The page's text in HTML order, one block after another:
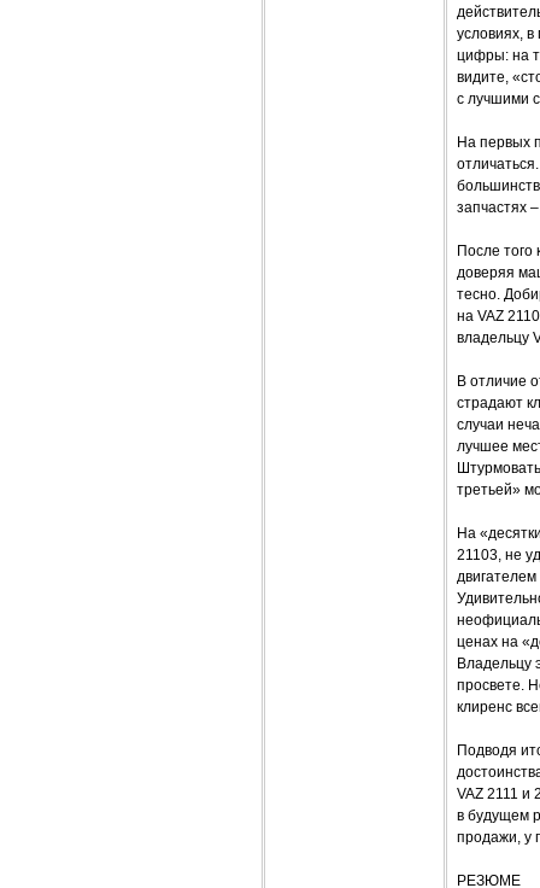
условиях,
цифры: на
видите,
с лучшими
На первых
запчастях
После того
доверяя
тесно.
на VAZ
владельцу
В отличие
страдают
случаи
лучшее
третьей»
На
21103, не
ценах на
Владельцу
просвете.
клиренс
Подводя
VAZ 2111 и
в будущем
продажи, у
РЕЗЮМЕ